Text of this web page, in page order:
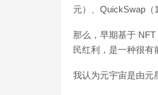
元）、QuickSwap（
那么，早期基于
民红利，是一种很有
我认为元宇宙是由元